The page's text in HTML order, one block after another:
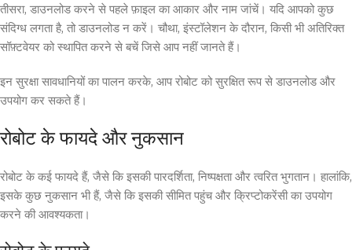
तीसरा, डाउनलोड करने से पहले फ़ाइल का आकार और नाम जांचें। यदि आपको कुछ
संदिग्ध लगता है, तो डाउनलोड न करें। चौथा, इंस्टॉलेशन के दौरान, किसी भी अतिरिक्त
सॉफ़्टवेयर को स्थापित करने से बचें जिसे आप नहीं जानते हैं।
इन सुरक्षा सावधानियों का पालन करके, आप रोबोट को सुरक्षित रूप से डाउनलोड और
उपयोग कर सकते हैं।
रोबोट के फायदे और नुकसान
रोबोट के कई फायदे हैं, जैसे कि इसकी पारदर्शिता, निष्पक्षता और त्वरित भुगतान। हालांकि,
इसके कुछ नुकसान भी हैं, जैसे कि इसकी सीमित पहुंच और क्रिप्टोकरेंसी का उपयोग
करने की आवश्यकता।